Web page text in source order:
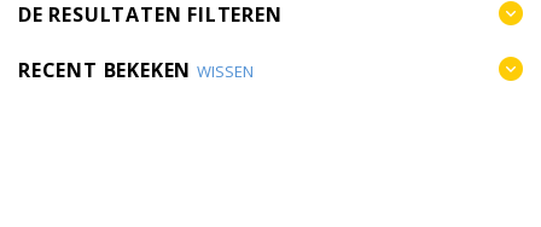
DE RESULTATEN FILTEREN
RECENT BEKEKEN WISSEN